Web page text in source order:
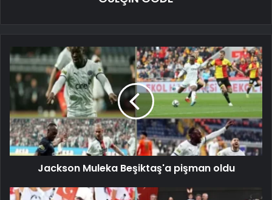
Jackson Muleka Beşiktaş'a pişman oldu